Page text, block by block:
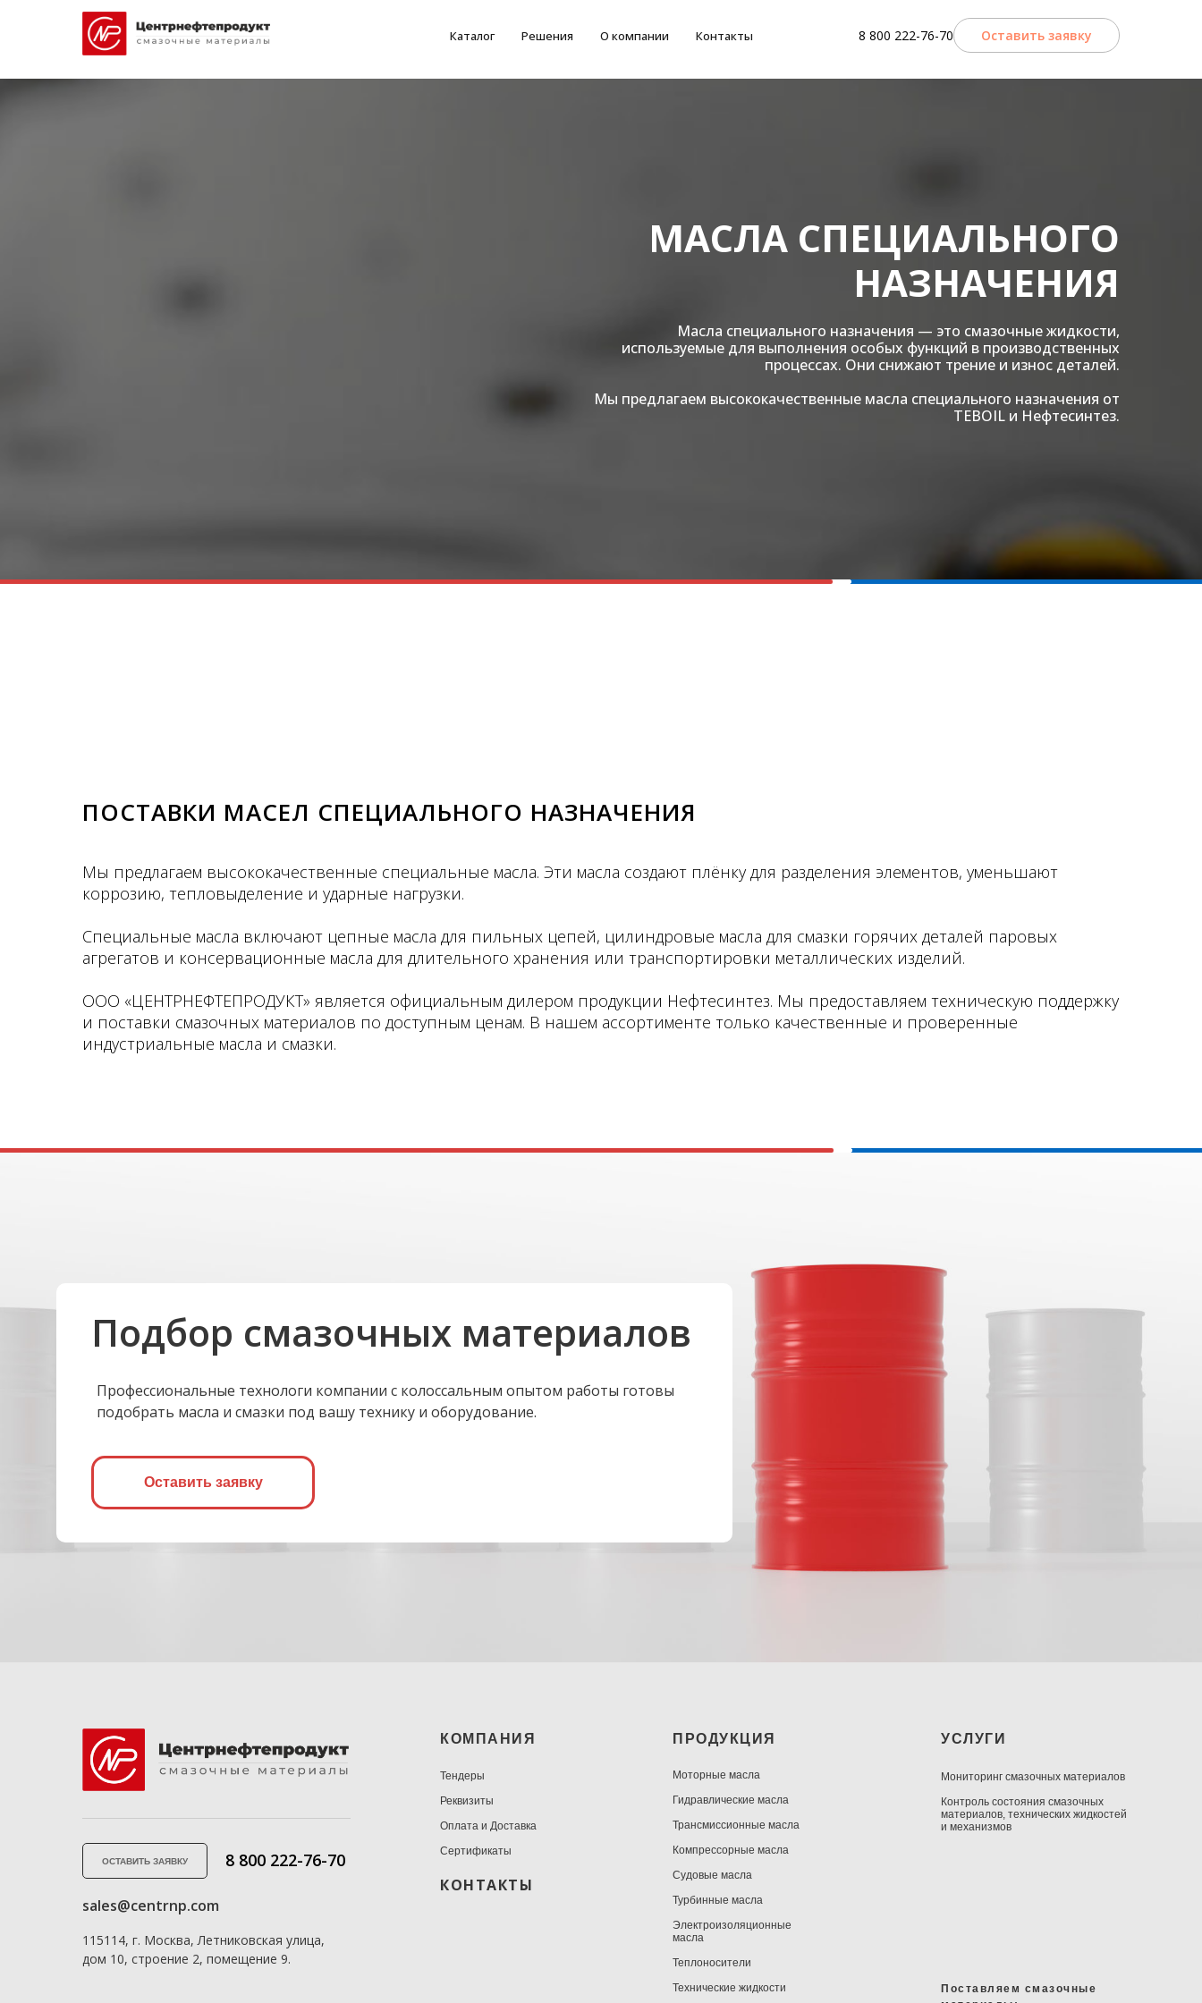
Каталог Решения О компании Контакты 8 800 222-76-70 Оставить заявку
МАСЛА СПЕЦИАЛЬНОГО
НАЗНАЧЕНИЯ
Масла специального назначения — это смазочные жидкости,
используемые для выполнения особых функций в производственных
процессах. Они снижают трение и износ деталей.
Мы предлагаем высококачественные масла специального назначения от
TEBOIL и Нефтесинтез.
ПОСТАВКИ МАСЕЛ СПЕЦИАЛЬНОГО НАЗНАЧЕНИЯ
Мы предлагаем высококачественные специальные масла. Эти масла создают плёнку для разделения элементов, уменьшают
коррозию, тепловыделение и ударные нагрузки.
Специальные масла включают цепные масла для пильных цепей, цилиндровые масла для смазки горячих деталей паровых
агрегатов и консервационные масла для длительного хранения или транспортировки металлических изделий.
ООО «ЦЕНТРНЕФТЕПРОДУКТ» является официальным дилером продукции Нефтесинтез. Мы предоставляем техническую поддержку
и поставки смазочных материалов по доступным ценам. В нашем ассортименте только качественные и проверенные
индустриальные масла и смазки.
Подбор смазочных материалов
Профессиональные технологи компании с колоссальным опытом работы готовы
подобрать масла и смазки под вашу технику и оборудование.
Оставить заявку
УСЛУГИ
Мониторинг смазочных материалов
Контроль состояния смазочных
материалов, технических жидкостей
и механизмов
Поставляем смазочные
8 800 222-76-70
ОСТАВИТЬ ЗАЯВКУ
sales@centrnp.com
115114, г. Москва, Летниковская улица,
дом 10, строение 2, помещение 9.
ПРОДУКЦИЯ
Моторные масла
Гидравлические масла
Трансмиссионные масла
Компрессорные масла
Судовые масла
Турбинные масла
Электроизоляционные
масла
Теплоносители
Технические жидкости
КОМПАНИЯ
Тендеры
Реквизиты
Оплата и Доставка
Сертификаты
КОНТАКТЫ